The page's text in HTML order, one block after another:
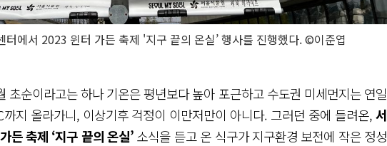
터에서 2023 윈터 가든 축제 '지구 끝의 온실’ 행사를 진행했다. ©이준엽
초순이라고는 하나 기온은 평년보다 높아 포근하고 수도권 미세먼지는 연일
지 올라가니, 이상기후 걱정이 이만저만이 아니다. 그러던 중에 들려온,서
든 축제 ‘지구 끝의 온실’소식을 듣고 온 식구가 지구환경 보전에 작은 정성